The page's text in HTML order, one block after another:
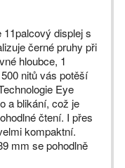
displej s
černé pruhy při
hloubce, 1
nitů vás potěší
Eye
a blikání, což je
čtení. I přes
kompaktní.
mm se pohodlně